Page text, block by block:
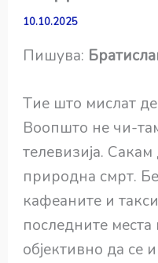
10.10.2025
Пишува:
Tие што мислат
Воопшто не чи-
телевизија.
природна смрт.
кафеаните и
последните
објективно да се